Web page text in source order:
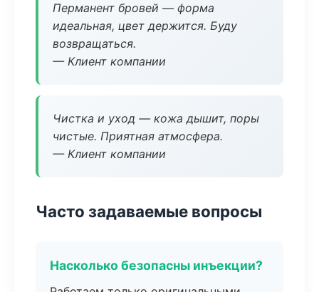
Перманент бровей — форма
идеальная, цвет держится. Буду
возвращаться.
— Клиент компании
Чистка и уход — кожа дышит, поры
чистые. Приятная атмосфера.
— Клиент компании
Часто задаваемые вопросы
Насколько безопасны инъекции?